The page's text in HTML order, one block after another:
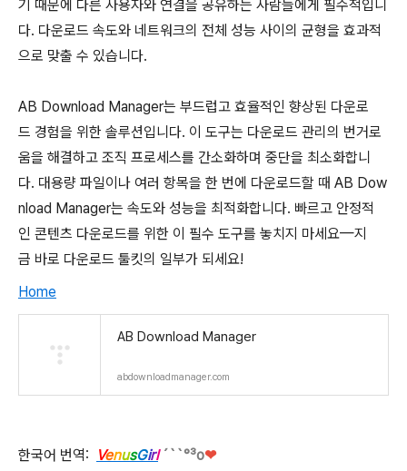
기 때문에 다른 사용자와 연결을 공유하는 사람들에게 필수적입니
다. 다운로드 속도와 네트워크의 전체 성능 사이의 균형을 효과적
으로 맞출 수 있습니다.
AB Download Manager는 부드럽고 효율적인 향상된 다운로
드 경험을 위한 솔루션입니다. 이 도구는 다운로드 관리의 번거로
움을 해결하고 조직 프로세스를 간소화하며 중단을 최소화합니
다. 대용량 파일이나 여러 항목을 한 번에 다운로드할 때 AB Dow
nload Manager는 속도와 성능을 최적화합니다. 빠르고 안정적
인 콘텐츠 다운로드를 위한 이 필수 도구를 놓치지 마세요—지
금 바로 다운로드 툴킷의 일부가 되세요!
Home
AB Download Manager
abdownloadmanager.com
한국어 번역: VenusGirl ´``°³о❤